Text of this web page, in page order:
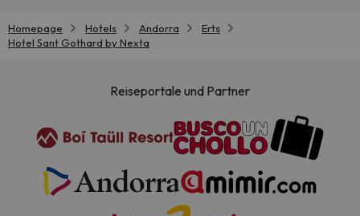
Homepage Hotels Andorra
Erts
Hotel Sant Gothard by Nexta
Reiseportale und Partner